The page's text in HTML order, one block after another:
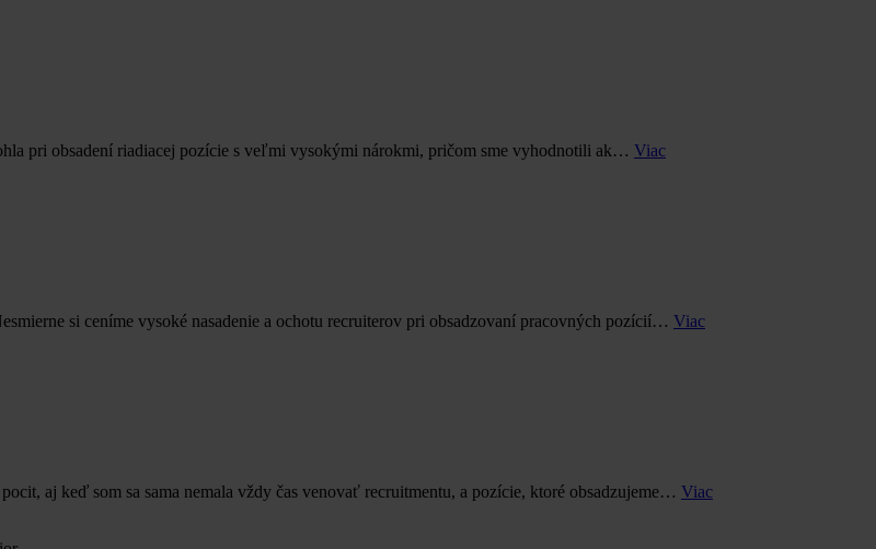
pri obsadení riadiacej pozície s veľmi vysokými nárokmi, pričom sme vyhodnotili ak… Viac
si ceníme vysoké nasadenie a ochotu recruiterov pri obsadzovaní pracovných pozícií… Viac
aj keď som sa sama nemala vždy čas venovať recruitmentu, a pozície, ktoré obsadzujeme… Viac